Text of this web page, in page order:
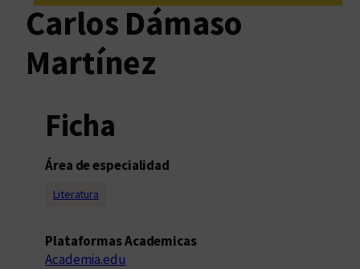
Carlos Dámaso
Martínez
Ficha
Área de especialidad
Literatura
Plataformas Academicas
Academia.edu